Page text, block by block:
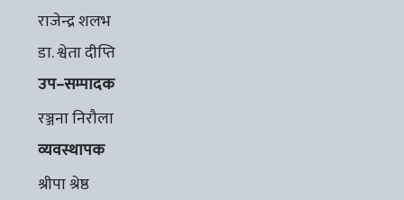
राजेन्द्र शलभ
डा. श्वेता दीप्ति
उप–सम्पादक
रञ्जना निरौला
व्यवस्थापक
श्रीपा श्रेष्ठ